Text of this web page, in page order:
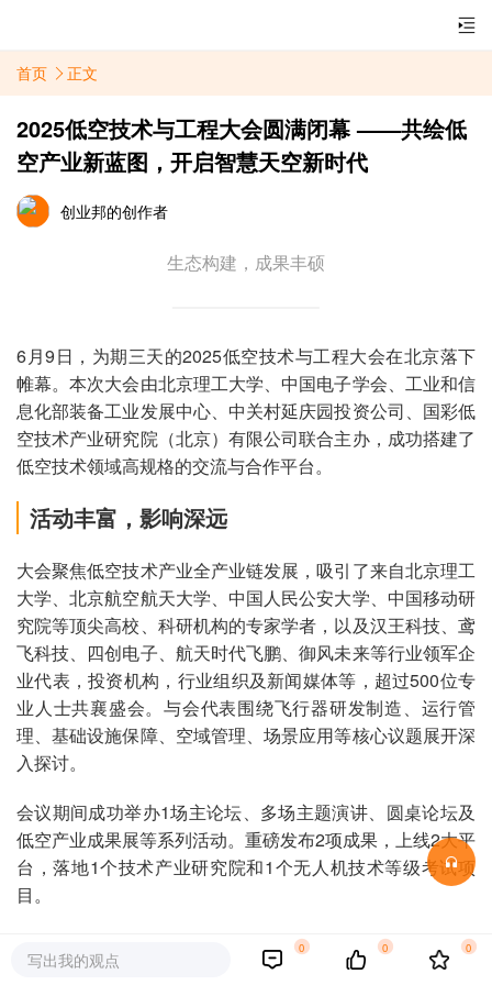
首页 正文
2025低空技术与工程大会圆满闭幕 ——共绘低
空产业新蓝图，开启智慧天空新时代
创业邦的创作者
生态构建，成果丰硕
6月9日，为期三天的2025低空技术与工程大会在北京落下
帷幕。本次大会由北京理工大学、中国电子学会、工业和信
息化部装备工业发展中心、中关村延庆园投资公司、国彩低
空技术产业研究院（北京）有限公司联合主办，成功搭建了
低空技术领域高规格的交流与合作平台。
活动丰富，影响深远
大会聚焦低空技术产业全产业链发展，吸引了来自北京理工
大学、北京航空航天大学、中国人民公安大学、中国移动研
究院等顶尖高校、科研机构的专家学者，以及汉王科技、鸢
飞科技、四创电子、航天时代飞鹏、御风未来等行业领军企
业代表，投资机构，行业组织及新闻媒体等，超过500位专
业人士共襄盛会。与会代表围绕飞行器研发制造、运行管
理、基础设施保障、空域管理、场景应用等核心议题展开深
入探讨。
会议期间成功举办1场主论坛、多场主题演讲、圆桌论坛及
低空产业成果展等系列活动。重磅发布2项成果，上线2大平
台，落地1个技术产业研究院和1个无人机技术等级考试项
目。
低空产业作为战略性新兴产业,科技含量高、创新要素集中,
具有产业链条长、应用场景复杂等特点，正迎来前所未有的
写出我的观点
0 0 0